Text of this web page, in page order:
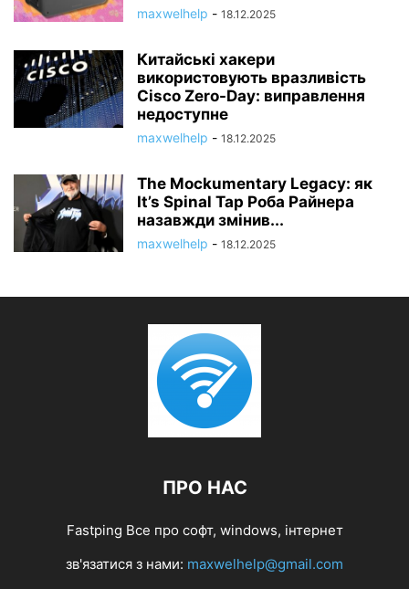
maxwelhelp - 18.12.2025
Китайські хакери
використовують вразливість
Cisco Zero-Day: виправлення
недоступне
maxwelhelp - 18.12.2025
The Mockumentary Legacy: як
It’s Spinal Tap Роба Райнера
назавжди змінив...
maxwelhelp - 18.12.2025
ПРО НАС
Fastping Все про софт, windows, інтернет
зв'язатися з нами: maxwelhelp@gmail.com